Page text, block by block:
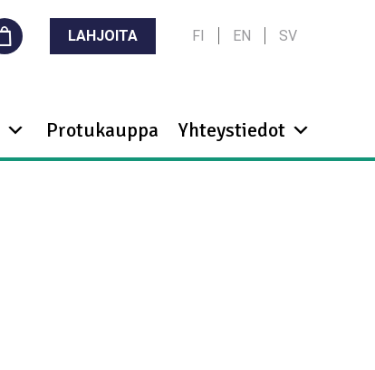
LAHJOITA FI EN SV
Protukauppa Yhteystiedot